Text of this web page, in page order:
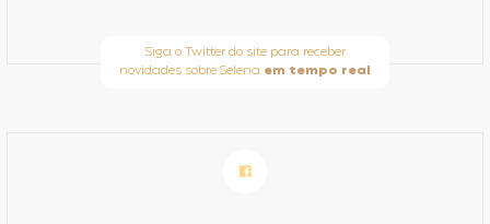
Siga o Twitter do site para receber
novidades sobre Selena em tempo real